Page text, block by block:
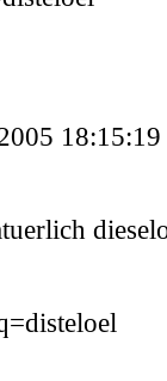
18:15:19